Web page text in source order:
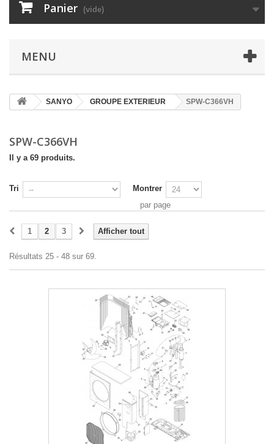
Panier (vide)
MENU
SANYO GROUPE EXTERIEUR SPW-C366VH
SPW-C366VH
Il y a 69 produits.
Tri
Montrer
par page
Afficher tout
1 2 3
Résultats 25 - 48 sur 69.